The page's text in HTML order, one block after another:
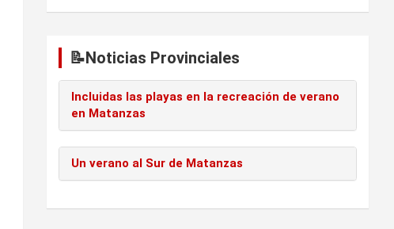
📝Noticias Provinciales
Incluidas las playas en la recreación de verano
en Matanzas
Un verano al Sur de Matanzas